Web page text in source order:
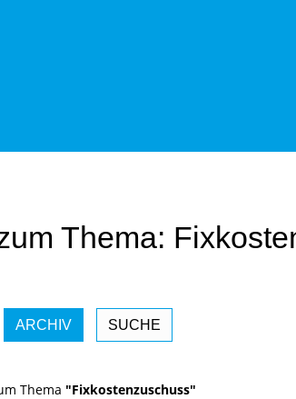
Thema:
ARCHIV SUCHE
Thema "Fixkostenzuschuss"